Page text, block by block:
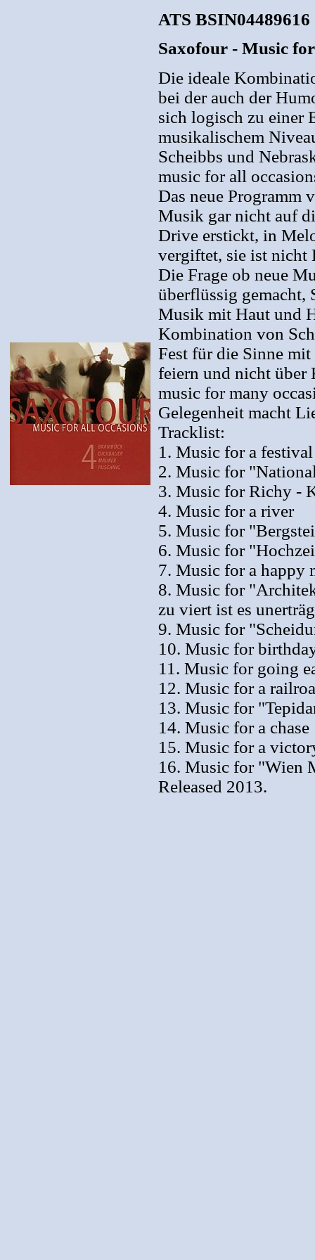
ATS BSIN04489616
Saxofour - Music
Die ideale
bei der auch der
sich logisch zu einer
musikalischem
Scheibbs und
music for all
Das neue Programm
Musik gar nicht auf
Drive erstickt, in
vergiftet, sie ist nicht
Die Frage ob neue
überflüssig gemacht,
Musik mit Haut und
Kombination von
Fest für die Sinne
feiern und nicht über
music for many
Gelegenheit macht
Tracklist:
1. Music for a festival
2. Music for
3. Music for Richy -
4. Music for a river
5. Music for
6. Music for
7. Music for a happy
8. Music for
zu viert ist es
9. Music for
10. Music for
11. Music for going
12. Music for a
13. Music for
14. Music for a chase
15. Music for a
16. Music for "Wien
Released 2013.